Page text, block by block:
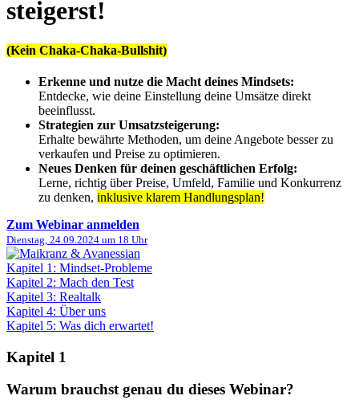
steigerst!
(Kein Chaka-Chaka-Bullshit)
Erkenne und nutze die Macht deines Mindsets:
Entdecke, wie deine Einstellung deine Umsätze direkt
beeinflusst.
Strategien zur Umsatzsteigerung:
Erhalte bewährte Methoden, um deine Angebote besser zu
verkaufen und Preise zu optimieren.
Neues Denken für deinen geschäftlichen Erfolg:
Lerne, richtig über Preise, Umfeld, Familie und Konkurrenz
zu denken, inklusive klarem Handlungsplan!
Zum Webinar anmelden
Dienstag, 24.09.2024 um 18 Uhr
Kapitel 1: Mindset-Probleme
Kapitel 2: Mach den Test
Kapitel 3: Realtalk
Kapitel 4: Über uns
Kapitel 5: Was dich erwartet!
Kapitel 1
Warum brauchst genau du dieses Webinar?